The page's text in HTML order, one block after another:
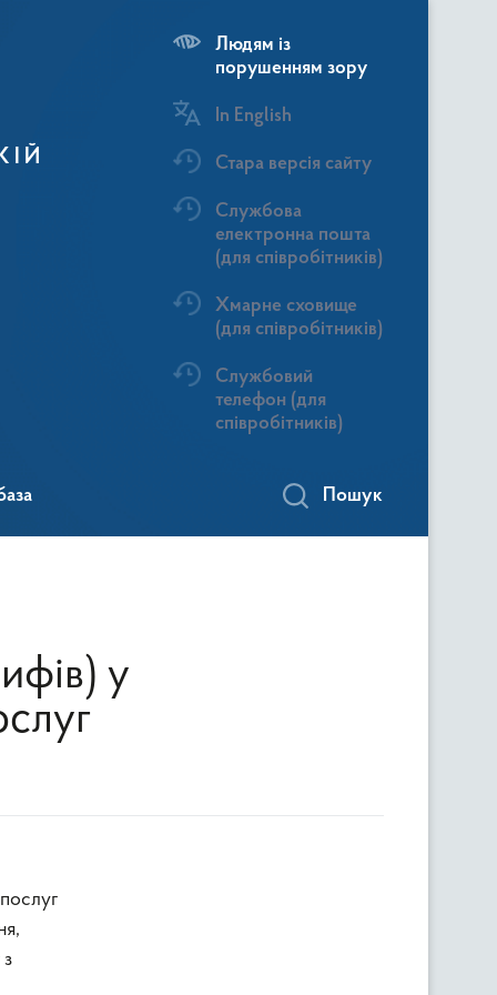
Людям із
порушенням зору
In English
Стара версія сайту
Службова
електронна пошта
(для співробітників)
Хмарне сховище
(для співробітників)
Службовий
телефон (для
співробітників)
Пошук
у